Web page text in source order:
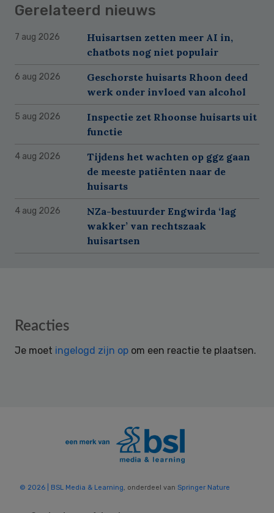
Gerelateerd nieuws
7 aug 2026
Huisartsen zetten meer AI in,
chatbots nog niet populair
6 aug 2026
Geschorste huisarts Rhoon deed
werk onder invloed van alcohol
5 aug 2026
Inspectie zet Rhoonse huisarts uit
functie
4 aug 2026
Tijdens het wachten op ggz gaan
de meeste patiënten naar de
huisarts
4 aug 2026
NZa-bestuurder Engwirda ‘lag
wakker’ van rechtszaak
huisartsen
Reader
Reacties
Je moet ingelogd zijn op om een reactie te plaatsen.
© 2026 | BSL Media & Learning, onderdeel van Springer Nature